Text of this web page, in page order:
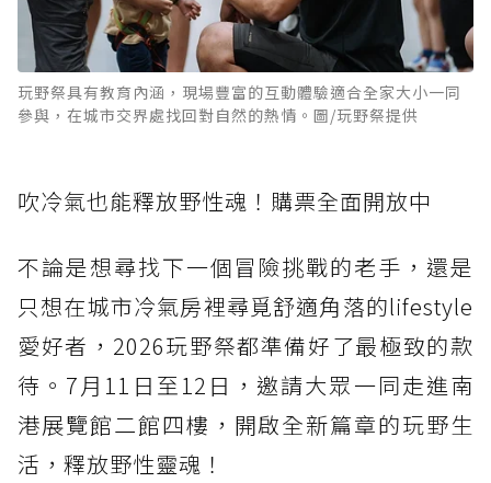
玩野祭具有教育內涵，現場豐富的互動體驗適合全家大小一同
參與，在城市交界處找回對自然的熱情。圖/玩野祭提供
吹冷氣也能釋放野性魂！購票全面開放中
不論是想尋找下一個冒險挑戰的老手，還是
只想在城市冷氣房裡尋覓舒適角落的lifestyle
愛好者，2026玩野祭都準備好了最極致的款
待。7月11日至12日，邀請大眾一同走進南
港展覽館二館四樓，開啟全新篇章的玩野生
活，釋放野性靈魂！